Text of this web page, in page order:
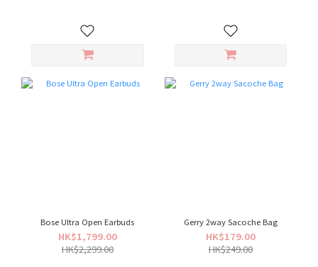
Bose Ultra Open Earbuds
HK$1,799.00
HK$2,299.00
Gerry 2way Sacoche Bag
HK$179.00
HK$249.00